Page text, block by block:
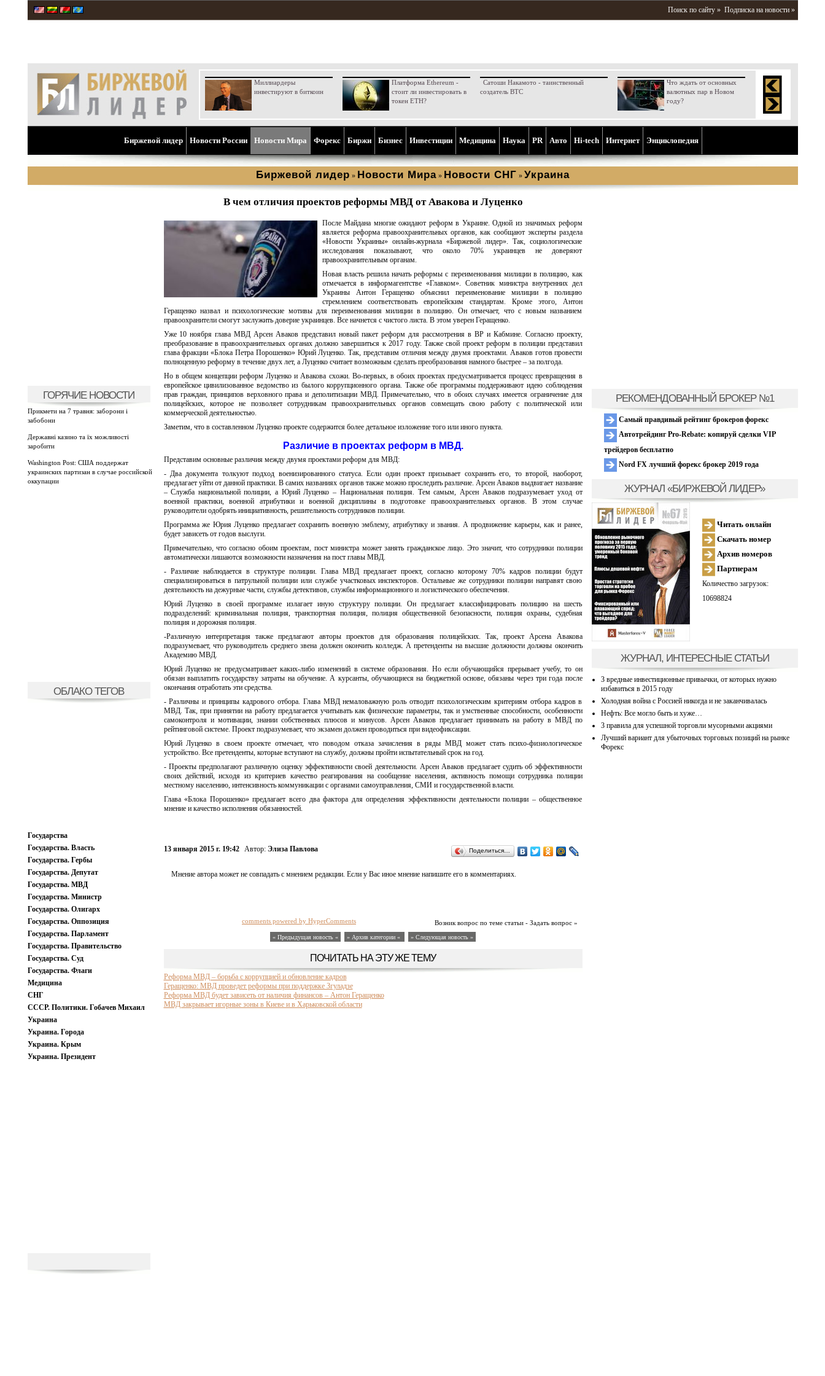
Поиск по сайту » Подписка на новости »
Миллиардеры
инвестируют в биткоин
Платформа Ethereum -
стоит ли инвестировать в
токен ETH?
Сатоши Накамото - таинственный
создатель BTC
Что ждать от основных
валютных пар в Новом
году?
Биржевой лидер Новости России Новости Мира Форекс Биржи Бизнес Инвестиции Медицина Наука PR Aвто Hi-tech Интернет Энциклопедия
Биржевой лидер » Новости Мира » Новости СНГ » Украина
ГОРЯЧИЕ НОВОСТИ
Прикмети на 7 травня: заборони і
забобони
Державні казино та їх можливості
заробити
Washington Post: США поддержат
украинских партизан в случае российской
оккупации
ОБЛАКО ТЕГОВ
Государства
Государства. Власть
Государства. Гербы
Государства. Депутат
Государства. МВД
Государства. Министр
Государства. Олигарх
Государства. Оппозиция
Государства. Парламент
Государства. Правительство
Государства. Суд
Государства. Флаги
Медицина
СНГ
СССР. Политики. Гобачев Михаил
Украина
Украина. Города
Украина. Крым
Украина. Президент
В чем отличия проектов реформы МВД от Авакова и Луценко
После Майдана многие ожидают реформ в Украине. Одной из значимых реформ
является реформа правоохранительных органов, как сообщают эксперты раздела
«Новости Украины» онлайн-журнала «Биржевой лидер». Так, социологические
исследования показывают, что около 70% украинцев не доверяют
правоохранительным органам.
Новая власть решила начать реформы с переименования милиции в полицию, как
отмечается в информагентстве «Главком». Советник министра внутренних дел
Украины Антон Геращенко объяснил переименование милиции в полицию
стремлением соответствовать европейским стандартам. Кроме этого, Антон
Геращенко назвал и психологические мотивы для переименования милиции в полицию. Он отмечает, что с новым названием
правоохранители смогут заслужить доверие украинцев. Все начнется с чистого листа. В этом уверен Геращенко.
Уже 10 ноября глава МВД Арсен Аваков представил новый пакет реформ для рассмотрения в ВР и Кабмине. Согласно проекту,
преобразование в правоохранительных органах должно завершиться к 2017 году. Также свой проект реформ в полиции представил
глава фракции «Блока Петра Порошенко» Юрий Луценко. Так, представим отличия между двумя проектами. Аваков готов провести
полноценную реформу в течение двух лет, а Луценко считает возможным сделать преобразования намного быстрее – за полгода.
Но в общем концепции реформ Луценко и Авакова схожи. Во-первых, в обоих проектах предусматривается процесс превращения в
европейское цивилизованное ведомство из былого коррупционного органа. Также обе программы поддерживают идею соблюдения
прав граждан, принципов верховного права и деполитизации МВД. Примечательно, что в обоих случаях имеется ограничение для
полицейских, которое не позволяет сотрудникам правоохранительных органов совмещать свою работу с политической или
коммерческой деятельностью.
Заметим, что в составленном Луценко проекте содержится более детальное изложение того или иного пункта.
Различие в проектах реформ в МВД.
Представим основные различия между двумя проектами реформ для МВД:
- Два документа толкуют подход военизированного статуса. Если один проект призывает сохранить его, то второй, наоборот,
предлагает уйти от данной практики. В самих названиях органов также можно проследить различие. Арсен Аваков выдвигает название
– Служба национальной полиции, а Юрий Луценко – Национальная полиция. Тем самым, Арсен Аваков подразумевает уход от
военной практики, военной атрибутики и военной дисциплины в подготовке правоохранительных органов. В этом случае
руководители одобрять инициативность, решительность сотрудников полиции.
Программа же Юрия Луценко предлагает сохранить военную эмблему, атрибутику и звания. А продвижение карьеры, как и ранее,
будет зависеть от годов выслуги.
Примечательно, что согласно обоим проектам, пост министра может занять гражданское лицо. Это значит, что сотрудники полиции
автоматически лишаются возможности назначения на пост главы МВД.
- Различие наблюдается в структуре полиции. Глава МВД предлагает проект, согласно которому 70% кадров полиции будут
специализироваться в патрульной полиции или службе участковых инспекторов. Остальные же сотрудники полиции направят свою
деятельность на дежурные части, службы детективов, службы информационного и логистического обеспечения.
Юрий Луценко в своей программе излагает иную структуру полиции. Он предлагает классифицировать полицию на шесть
подразделений: криминальная полиция, транспортная полиция, полиция общественной безопасности, полиция охраны, судебная
полиция и дорожная полиция.
-Различную интерпретация также предлагают авторы проектов для образования полицейских. Так, проект Арсена Авакова
подразумевает, что руководитель среднего звена должен окончить колледж. А претенденты на высшие должности должны окончить
Академию МВД.
Юрий Луценко не предусматривает каких-либо изменений в системе образования. Но если обучающийся прерывает учебу, то он
обязан выплатить государству затраты на обучение. А курсанты, обучающиеся на бюджетной основе, обязаны через три года после
окончания отработать эти средства.
- Различны и принципы кадрового отбора. Глава МВД немаловажную роль отводит психологическим критериям отбора кадров в
МВД. Так, при принятии на работу предлагается учитывать как физические параметры, так и умственные способности, особенности
самоконтроля и мотивации, знании собственных плюсов и минусов. Арсен Аваков предлагает принимать на работу в МВД по
рейтинговой системе. Проект подразумевает, что экзамен должен проводиться при видеофиксации.
Юрий Луценко в своем проекте отмечает, что поводом отказа зачисления в ряды МВД может стать психо-физиологическое
устройство. Все претенденты, которые вступают на службу, должны пройти испытательный срок на год.
- Проекты предполагают различную оценку эффективности своей деятельности. Арсен Аваков предлагает судить об эффективности
своих действий, исходя из критериев качество реагирования на сообщение населения, активность помощи сотрудника полиции
местному населению, интенсивность коммуникации с органами самоуправления, СМИ и государственной власти.
Глава «Блока Порошенко» предлагает всего два фактора для определения эффективности деятельности полиции – общественное
мнение и качество исполнения обязанностей.
13 января 2015 г. 19:42 Автор: Элиза Павлова Поделиться…
Мнение автора может не совпадать с мнением редакции. Если у Вас иное мнение напишите его в комментариях.
Возник вопрос по теме статьи - Задать вопрос »
comments powered by HyperComments
« Предыдущая новость « » Архив категории « » Следующая новость »
ПОЧИТАТЬ НА ЭТУ ЖЕ ТЕМУ
Реформа МВД – борьба с коррупцией и обновление кадров
Геращенко: МВД проведет реформы при поддержке Згуладзе
Реформа МВД будет зависеть от наличия финансов – Антон Геращенко
МВД закрывает игорные зоны в Киеве и в Харьковской области
РЕКОМЕНДОВАННЫЙ БРОКЕР №1
Самый правдивый рейтинг брокеров форекс
Автотрейдинг Pro-Rebate: копируй сделки VIP
трейдеров бесплатно
Nord FX лучший форекс брокер 2019 года
ЖУРНАЛ «БИРЖЕВОЙ ЛИДЕР»
Читать онлайн
Скачать номер
Архив номеров
Партнерам
Количество загрузок:
10698824
ЖУРНАЛ, ИНТЕРЕСНЫЕ СТАТЬИ
3 вредные инвестиционные привычки, от которых нужно
избавиться в 2015 году
Холодная война с Россией никогда и не заканчивалась
Нефть: Все могло быть и хуже…
3 правила для успешной торговли мусорными акциями
Лучший вариант для убыточных торговых позиций на рынке
Форекс